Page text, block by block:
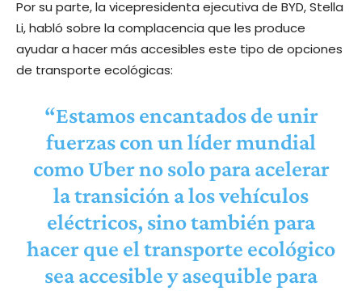
Por su parte, la vicepresidenta ejecutiva de BYD, Stella
Li, habló sobre la complacencia que les produce
ayudar a hacer más accesibles este tipo de opciones
de transporte ecológicas:
“Estamos encantados de unir
fuerzas con un líder mundial
como Uber no solo para acelerar
la transición a los vehículos
eléctricos, sino también para
hacer que el transporte ecológico
sea accesible y asequible para